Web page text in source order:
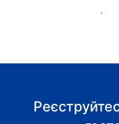
Розпочніть